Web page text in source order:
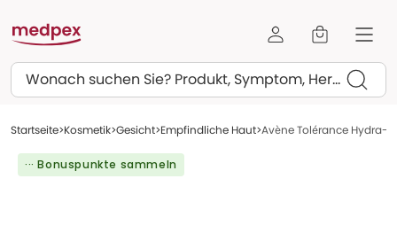
Suchen
Startseite Kosmetik Gesicht Empfindliche Haut Avène Tolérance Hydra-
··· Bonuspunkte sammeln